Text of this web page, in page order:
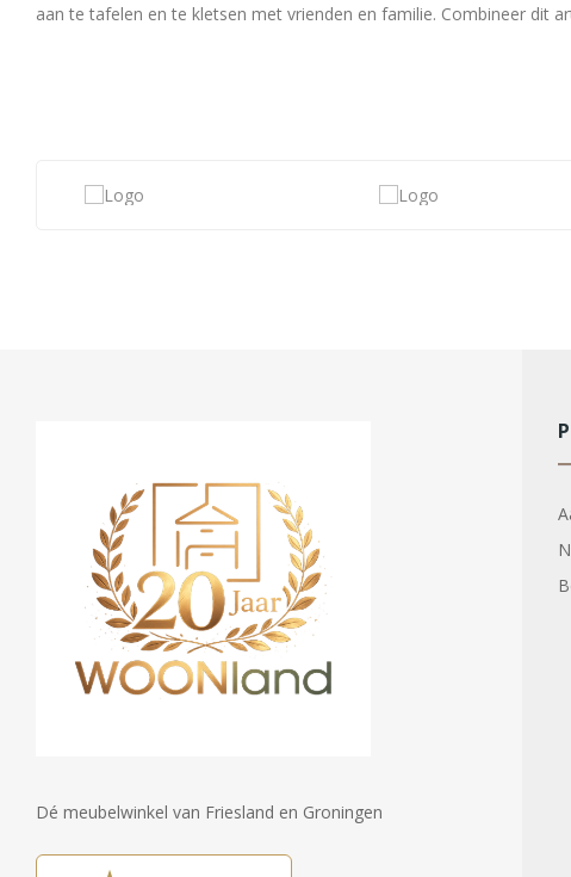
aan te tafelen en te kletsen met vrienden en familie. Combineer dit
Dé meubelwinkel van Friesland en Groningen